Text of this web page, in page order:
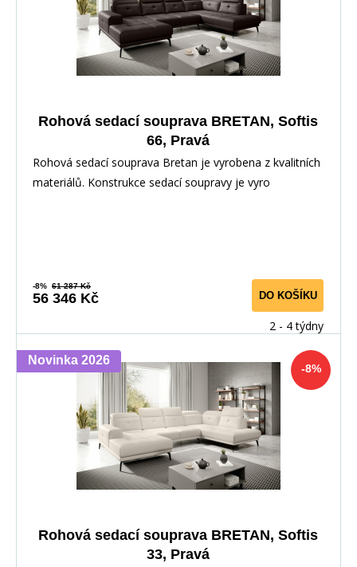
Rohová sedací souprava BRETAN, Softis
66, Pravá
Rohová sedací souprava Bretan je vyrobena z kvalitních
materiálů. Konstrukce sedací soupravy je vyro
-8% 61 287 Kč
56 346 Kč DO KOŠÍKU
2 - 4 týdny
-8%
Novinka 2026
Rohová sedací souprava BRETAN, Softis
33, Pravá